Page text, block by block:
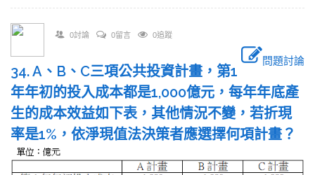
0討論 0留言 0追蹤
問題討論
34. A、B、C三項公共投資計畫，第1
年年初的投入成本都是1,000億元，每年年底產
生的成本效益如下表，其他情況不變，若折現
率是1%，依淨現值法決策者應選擇何項計畫？